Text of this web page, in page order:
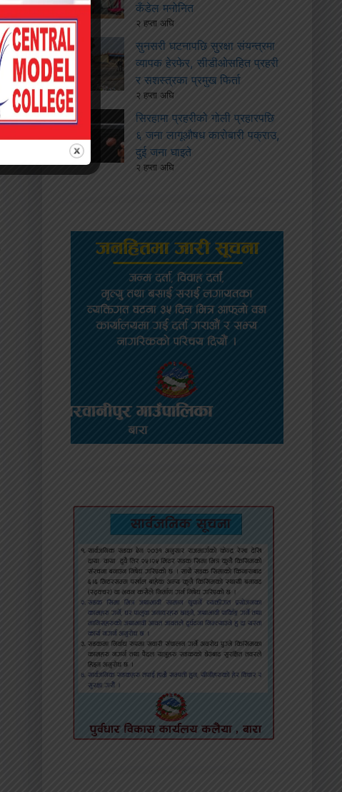
कँडेल मनोनित
२ हप्ता अघि
सुनसरी घटनापछि सुरक्षा संयन्त्रमा
व्यापक हेरफेर, सीडीओसहित प्रहरी
र सशस्त्रका प्रमुख फिर्ता
२ हप्ता अघि
सिरहामा प्रहरीको गोली प्रहारपछि
६ जना लागूऔषध कारोबारी पक्राउ,
दुई जना घाइते
२ हप्ता अघि